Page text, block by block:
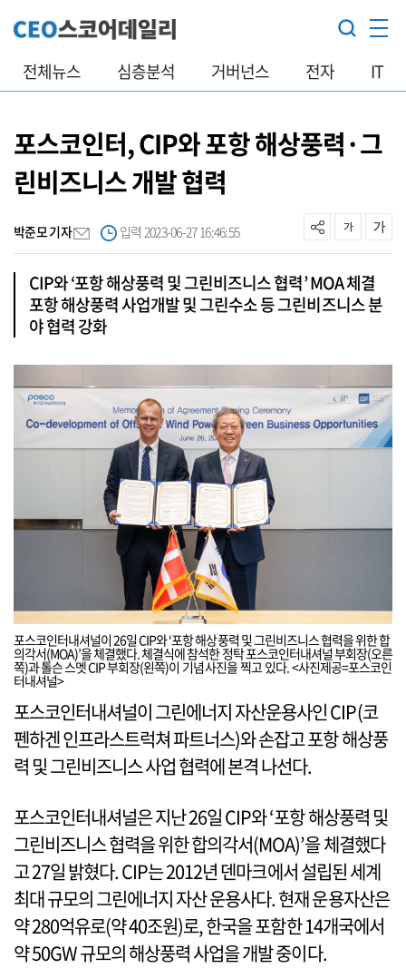
전체뉴스 심층분석 거버넌스 전자 IT
포스코인터, CIP와 포항 해상풍력·그
린비즈니스 개발 협력
박준모 기자 입력 2023-06-27 16:46:55
CIP와 ‘포항 해상풍력 및 그린비즈니스 협력’ MOA 체결
포항 해상풍력 사업개발 및 그린수소 등 그린비즈니스 분
야 협력 강화
포스코인터내셔널이 26일 CIP와 ‘포항 해상풍력 및 그린비즈니스 협력을 위한 합
의각서(MOA)’을 체결했다. 체결식에 참석한 정탁 포스코인터내셔널 부회장(오른
쪽)과 톨슨 스멧 CIP 부회장(왼쪽)이 기념사진을 찍고 있다. <사진제공=포스코인
터내셔널>
포스코인터내셔널이 그린에너지 자산운용사인 CIP(코
펜하겐 인프라스트럭쳐 파트너스)와 손잡고 포항 해상풍
력 및 그린비즈니스 사업 협력에 본격 나선다.
포스코인터내셔널은 지난 26일 CIP와 ‘포항 해상풍력 및
그린비즈니스 협력을 위한 합의각서(MOA)’을 체결했다
고 27일 밝혔다. CIP는 2012년 덴마크에서 설립된 세계
최대 규모의 그린에너지 자산 운용사다. 현재 운용자산은
약 280억유로(약 40조원)로, 한국을 포함한 14개국에서
약 50GW 규모의 해상풍력 사업을 개발 중이다.